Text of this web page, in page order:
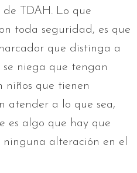
TDAH. Lo que
toda seguridad, es que
que distinga a
se niega que tengan
niños que tienen
atender a lo que sea,
es algo que hay que
ninguna alteración en el